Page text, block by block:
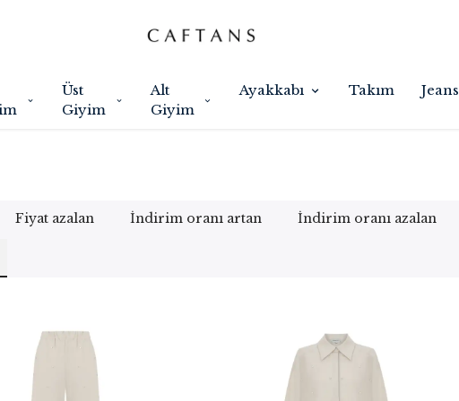
Üst
Giyim
Alt
Giyim
Ayakkabı Takım Jeans
Fiyat azalan İndirim oranı artan İndirim oranı azalan